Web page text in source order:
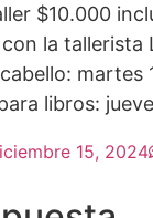
$10.000
la tallerista
martes
libros:
15, 2024